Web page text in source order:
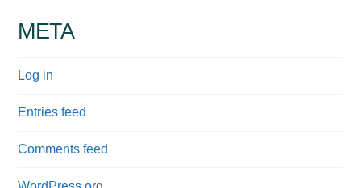
META
Log in
Entries feed
Comments feed